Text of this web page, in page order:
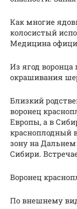
Как многие
колосистый
Медицина
Из ягод
окрашивания
Близкий
воронец
Европы, а в
красноплодный
зону на Дальнем
Сибири.
Воронец
По внешнему